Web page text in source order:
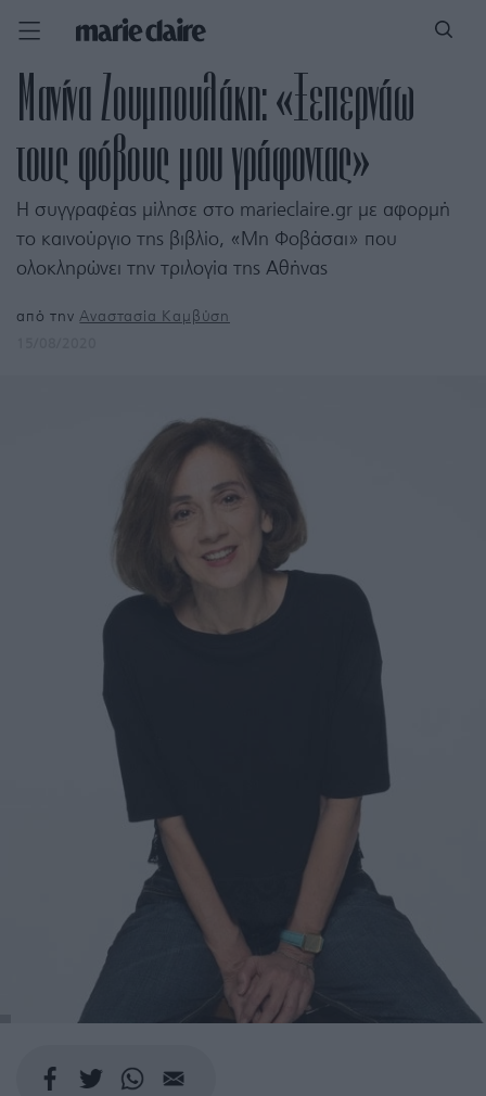
Μανίνα Ζουμπουλάκη: «Ξεπερνάω
τους φόβους μου γράφοντας»
Η συγγραφέας μίλησε στο marieclaire.gr με αφορμή
το καινούργιο της βιβλίο, «Μη Φοβάσαι» που
ολοκληρώνει την τριλογία της Αθήνας
από τηνΑναστασία Καμβύση